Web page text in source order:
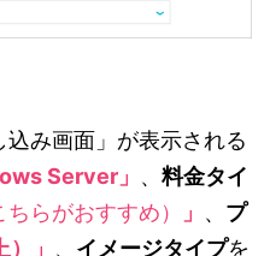
み画面」が表示される
Server」 、 料金タイ
ちらがおすすめ） 」 、 プ
」 、 イメージタイプを